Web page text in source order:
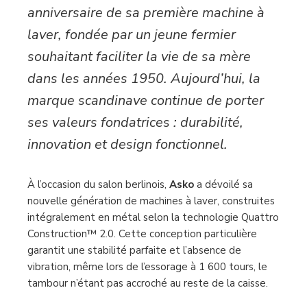
anniversaire de sa première machine à
laver, fondée par un jeune fermier
souhaitant faciliter la vie de sa mère
dans les années 1950. Aujourd’hui, la
marque scandinave continue de porter
ses valeurs fondatrices : durabilité,
innovation et design fonctionnel.
À l’occasion du salon berlinois, Asko a dévoilé sa
nouvelle génération de machines à laver, construites
intégralement en métal selon la technologie Quattro
Construction™ 2.0. Cette conception particulière
garantit une stabilité parfaite et l’absence de
vibration, même lors de l’essorage à 1 600 tours, le
tambour n’étant pas accroché au reste de la caisse.